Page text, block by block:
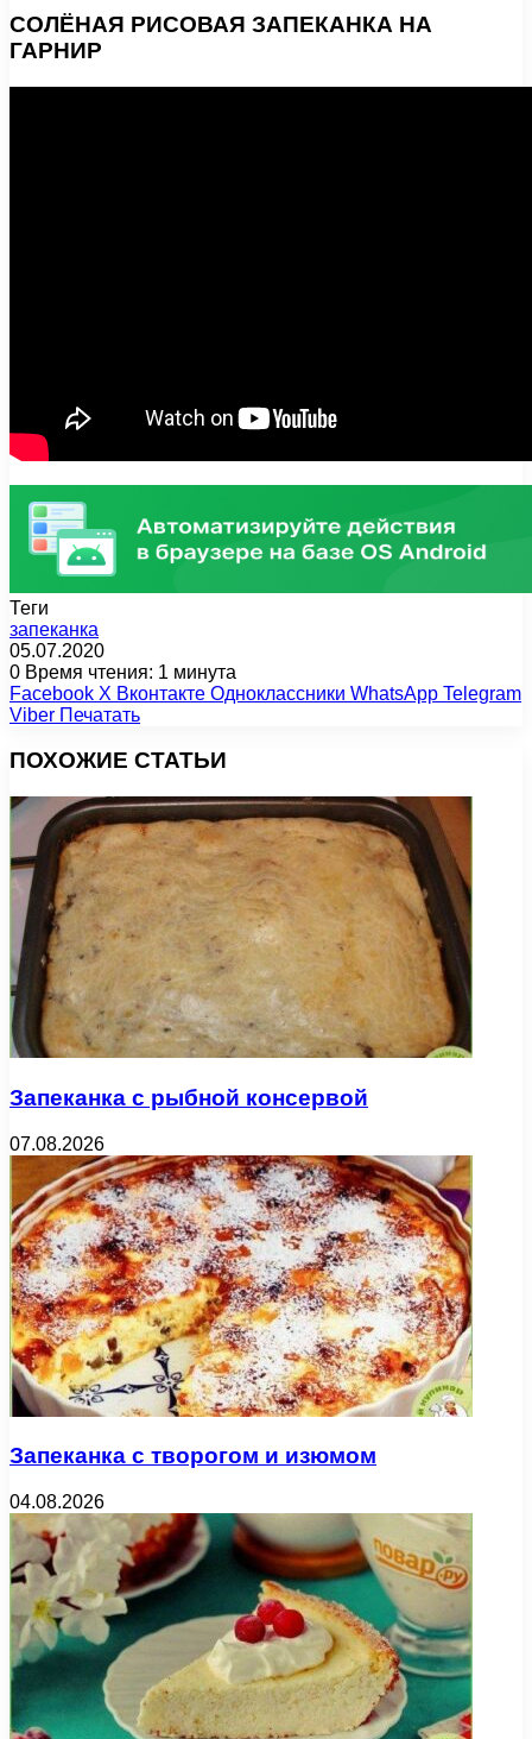
СОЛЁНАЯ РИСОВАЯ ЗАПЕКАНКА НА
ГАРНИР
Теги
запеканка
05.07.2020
0 Время чтения: 1 минута
Facebook X Вконтакте Одноклассники WhatsApp Telegram
Viber Печатать
ПОХОЖИЕ СТАТЬИ
Запеканка с рыбной консервой
07.08.2026
Запеканка с творогом и изюмом
04.08.2026